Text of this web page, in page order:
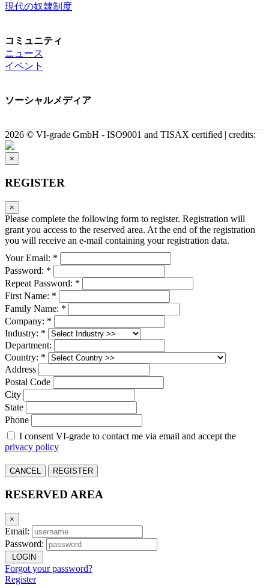
現代の奴隷制度
コミュニティ
ニュース
イベント
ソーシャルメディア
2026 © VI-grade GmbH - ISO9001 and TISAX certified | credits:
×
REGISTER
×
Please complete the following form to register. Registration will
grant you access to the reserved area. At the end of the registration
you will receive an e-mail containing your registration data.
Your Email: *
Password: *
Repeat Password: *
First Name: *
Family Name: *
Company: *
Industry: *
Department:
Country: *
Address
Postal Code
City
State
Phone
I consent VI-grade to contact me via email and accept the
privacy policy
CANCEL REGISTER
RESERVED AREA
×
Email:
Password:
LOGIN
Forgot your password?
Register